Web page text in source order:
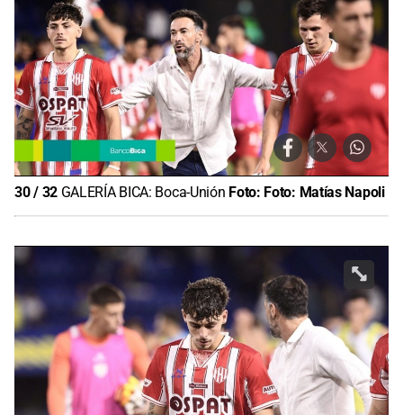
30/ 32 GALERÍA BICA: Boca-Unión Foto: Foto: Matías Napoli